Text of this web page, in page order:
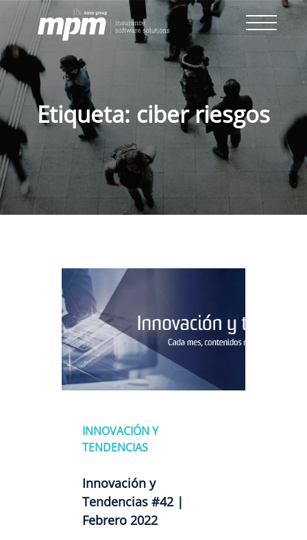
Skip
content
Etiqueta: ciber riesgos
INNOVACIÓN Y
TENDENCIAS
Innovación y
Tendencias #42 |
Febrero 2022